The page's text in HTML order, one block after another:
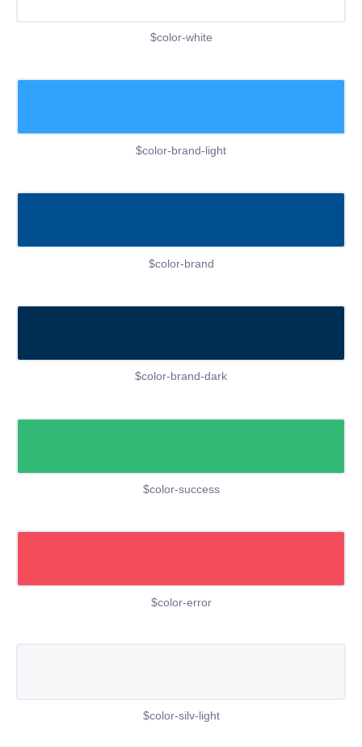
$color-white
$color-brand-light
$color-brand
$color-brand-dark
$color-success
$color-error
$color-silv-light